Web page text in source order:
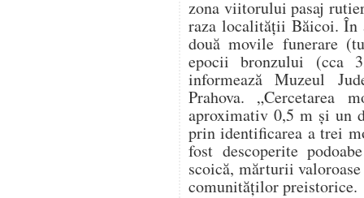
zona viitorului pasaj
raza localității Băicoi. În
două movile funerare
epocii bronzului (cca
informează Muzeul
Prahova.
aproximativ 0,5 m și un
prin identificarea a trei
fost descoperite
scoică, mărturii
comunităților preistorice.